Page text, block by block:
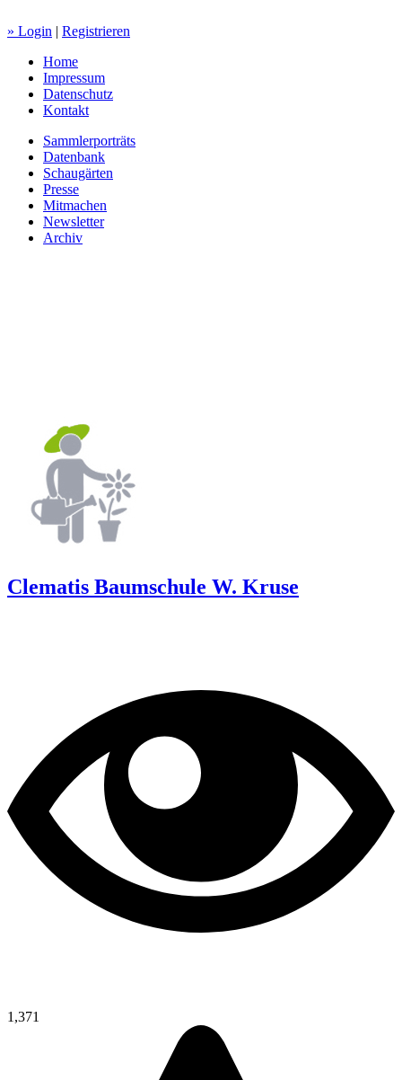
» Login | Registrieren
Home
Impressum
Datenschutz
Kontakt
Sammlerporträts
Datenbank
Schaugärten
Presse
Mitmachen
Newsletter
Archiv
Clematis Baumschule W. Kruse
1,371